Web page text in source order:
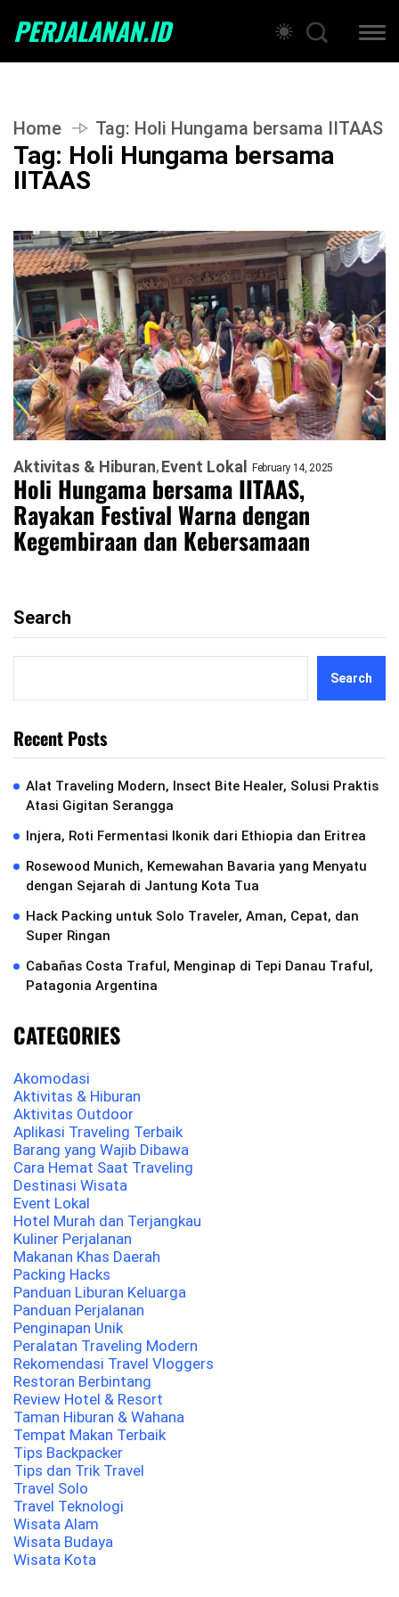
PERJALANAN.ID
Home Tag: Holi Hungama bersama IITAAS
Tag: Holi Hungama bersama
IITAAS
Aktivitas & Hiburan Event Lokal February 14, 2025
Holi Hungama bersama IITAAS,
Rayakan Festival Warna dengan
Kegembiraan dan Kebersamaan
Search
Search
Recent Posts
Alat Traveling Modern, Insect Bite Healer, Solusi Praktis
Atasi Gigitan Serangga
Injera, Roti Fermentasi Ikonik dari Ethiopia dan Eritrea
Rosewood Munich, Kemewahan Bavaria yang Menyatu
dengan Sejarah di Jantung Kota Tua
Hack Packing untuk Solo Traveler, Aman, Cepat, dan
Super Ringan
Cabañas Costa Traful, Menginap di Tepi Danau Traful,
Patagonia Argentina
CATEGORIES
Akomodasi
Aktivitas & Hiburan
Aktivitas Outdoor
Aplikasi Traveling Terbaik
Barang yang Wajib Dibawa
Cara Hemat Saat Traveling
Destinasi Wisata
Event Lokal
Hotel Murah dan Terjangkau
Kuliner Perjalanan
Makanan Khas Daerah
Packing Hacks
Panduan Liburan Keluarga
Panduan Perjalanan
Penginapan Unik
Peralatan Traveling Modern
Rekomendasi Travel Vloggers
Restoran Berbintang
Review Hotel & Resort
Taman Hiburan & Wahana
Tempat Makan Terbaik
Tips Backpacker
Tips dan Trik Travel
Travel Solo
Travel Teknologi
Wisata Alam
Wisata Budaya
Wisata Kota